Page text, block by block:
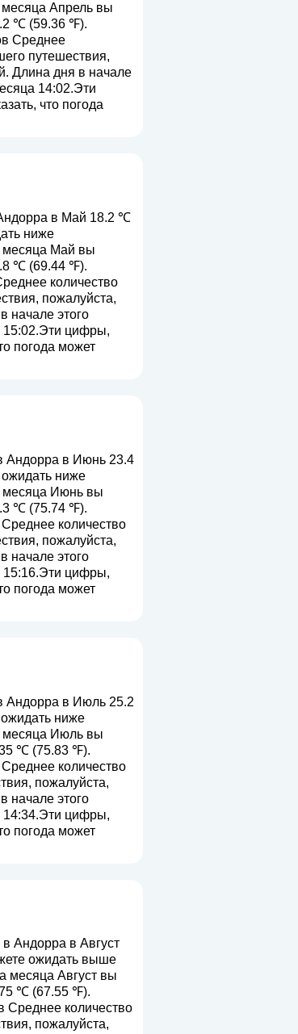
Апрель вы
℃ (59.36 ℉).
Среднее
путешествия,
Длина дня в начале
14:02.Эти
что погода
в Май 18.2 ℃
ниже
месяца Май вы
℃ (69.44 ℉).
количество
пожалуйста,
начале этого
15:02.Эти цифры,
погода может
Андорра в Июнь 23.4
ниже
месяца Июнь вы
℃ (75.74 ℉).
количество
пожалуйста,
начале этого
15:16.Эти цифры,
погода может
Андорра в Июль 25.2
ниже
месяца Июль вы
℃ (75.83 ℉).
количество
пожалуйста,
начале этого
14:34.Эти цифры,
погода может
Андорра в Август
ожидать выше
месяца Август вы
℃ (67.55 ℉).
Среднее количество
пожалуйста,